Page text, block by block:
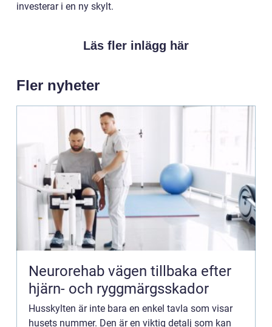
investerar i en ny skylt.
Läs fler inlägg här
Fler nyheter
Neurorehab vägen tillbaka efter
hjärn- och ryggmärgsskador
Husskylten är inte bara en enkel tavla som visar
husets nummer. Den är en viktig detalj som kan